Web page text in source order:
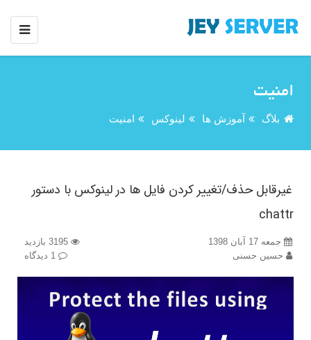
امنیت
بلاگ آموزش ها لینوکس امنیت
غیرقابل حذف/تغییر کردن فایل ها در لینوکس با دستور
chattr
جمعه 17 آبان 1398
حسین حسنی